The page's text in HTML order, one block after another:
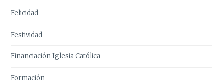
Felicidad
Festividad
Financiación Iglesia Católica
Formación